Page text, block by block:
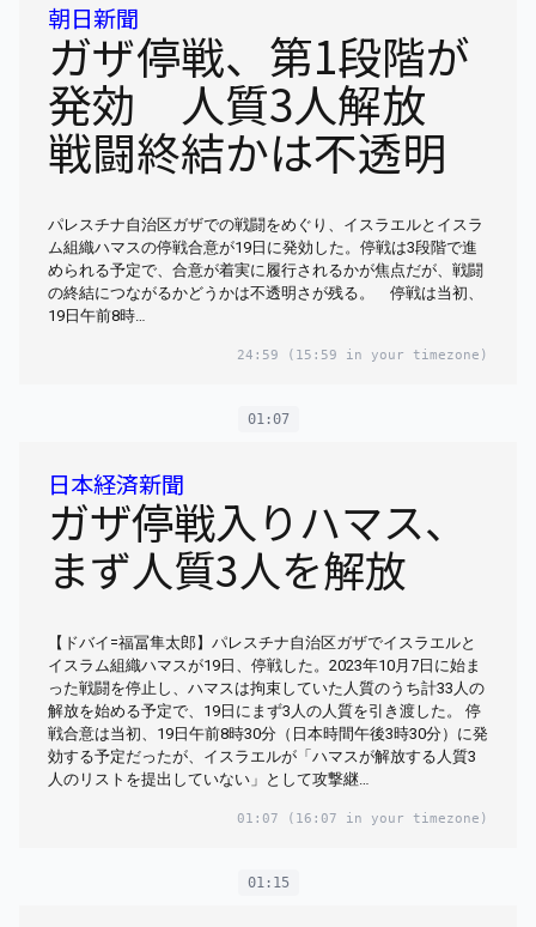
朝日新聞
ガザ停戦、第1段階が
発効 人質3人解放
戦闘終結かは不透明
パレスチナ自治区ガザでの戦闘をめぐり、イスラエルとイスラ
ム組織ハマスの停戦合意が19日に発効した。停戦は3段階で進
められる予定で、合意が着実に履行されるかが焦点だが、戦闘
の終結につながるかどうかは不透明さが残る。 停戦は当初、
19日午前8時…
24:59 (15:59 in your timezone)
01:07
日本経済新聞
ガザ停戦入りハマス、
まず人質3人を解放
【ドバイ=福冨隼太郎】パレスチナ自治区ガザでイスラエルと
イスラム組織ハマスが19日、停戦した。2023年10月7日に始ま
った戦闘を停止し、ハマスは拘束していた人質のうち計33人の
解放を始める予定で、19日にまず3人の人質を引き渡した。 停
戦合意は当初、19日午前8時30分（日本時間午後3時30分）に発
効する予定だったが、イスラエルが「ハマスが解放する人質3
人のリストを提出していない」として攻撃継…
01:07 (16:07 in your timezone)
01:15